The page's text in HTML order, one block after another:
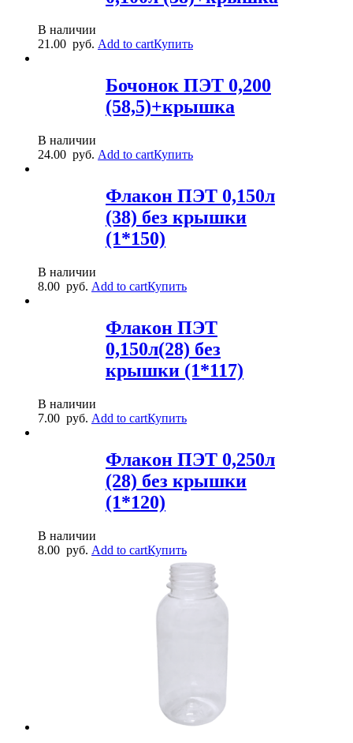
В наличии
21.00 руб. Add to cartКупить
Бочонок ПЭТ 0,200
(58,5)+крышка
В наличии
24.00 руб. Add to cartКупить
Флакон ПЭТ 0,150л
(38) без крышки
(1*150)
В наличии
8.00 руб. Add to cartКупить
Флакон ПЭТ
0,150л(28) без
крышки (1*117)
В наличии
7.00 руб. Add to cartКупить
Флакон ПЭТ 0,250л
(28) без крышки
(1*120)
В наличии
8.00 руб. Add to cartКупить